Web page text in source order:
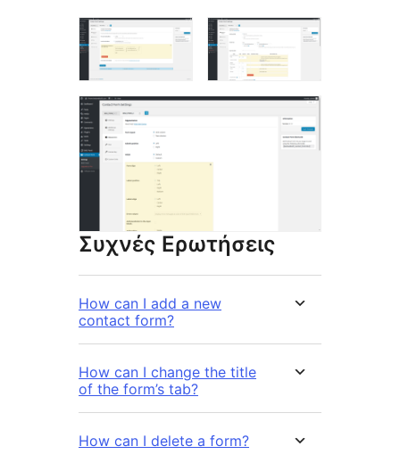
Συχνές Ερωτήσεις
How can I add a new
contact form?
How can I change the title
of the form’s tab?
How can I delete a form?